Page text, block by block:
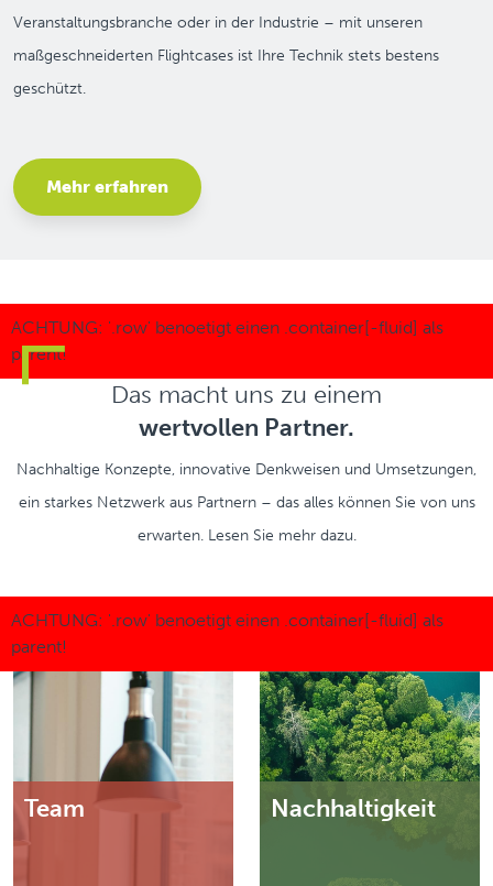
Veranstaltungsbranche oder in der Industrie – mit unseren
maßgeschneiderten Flightcases ist Ihre Technik stets bestens
geschützt.
Mehr erfahren
Das macht uns zu einem
wertvollen Partner.
Nachhaltige Konzepte, innovative Denkweisen und Umsetzungen,
ein starkes Netzwerk aus Partnern – das alles können Sie von uns
erwarten. Lesen Sie mehr dazu.
Team Nachhaltigkeit